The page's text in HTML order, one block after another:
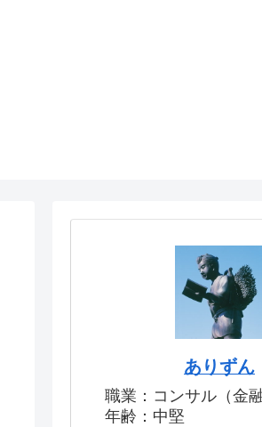
ありずん
職業：コンサル（金融
年齢：中堅